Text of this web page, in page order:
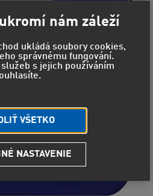
nám záleží
ukládá soubory cookies,
správnému fungování.
s jejich používáním
VŠETKO
NASTAVENIE